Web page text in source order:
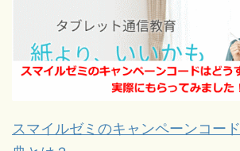
スマイルゼミのキャンペーンコー